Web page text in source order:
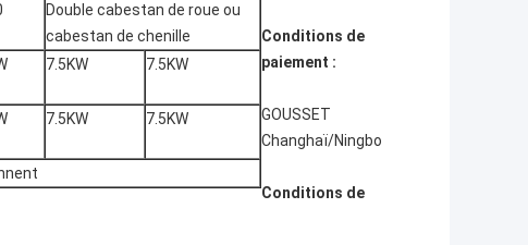
Double cabestan de roue ou
cabestan de chenille
7.5KW 7.5KW
7.5KW 7.5KW
Conditions de
paiement :
GOUSSET
Changhaï/Ningbo
Conditions de